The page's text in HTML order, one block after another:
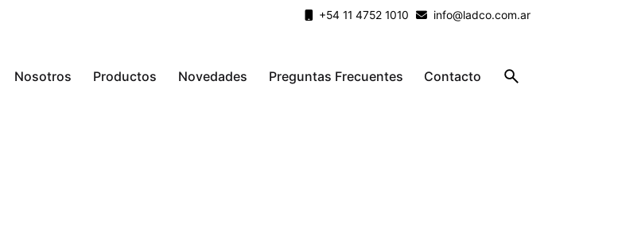
+54 11 4752 1010 info@ladco.com.ar
Nosotros Productos Novedades Preguntas Frecuentes Contacto